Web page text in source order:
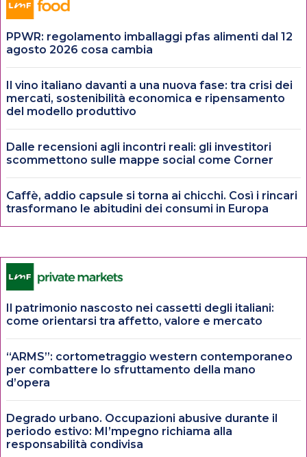
PPWR: regolamento imballaggi pfas alimenti dal 12
agosto 2026 cosa cambia
Il vino italiano davanti a una nuova fase: tra crisi dei
mercati, sostenibilità economica e ripensamento
del modello produttivo
Dalle recensioni agli incontri reali: gli investitori
scommettono sulle mappe social come Corner
Caffè, addio capsule si torna ai chicchi. Così i rincari
trasformano le abitudini dei consumi in Europa
Il patrimonio nascosto nei cassetti degli italiani:
come orientarsi tra affetto, valore e mercato
“ARMS”: cortometraggio western contemporaneo
per combattere lo sfruttamento della mano
d’opera
Degrado urbano. Occupazioni abusive durante il
periodo estivo: MI’mpegno richiama alla
responsabilità condivisa